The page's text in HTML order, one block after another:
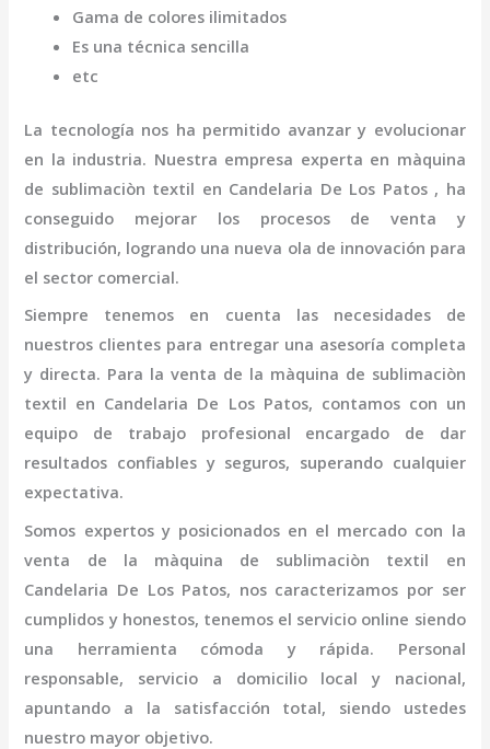
Gama de colores ilimitados
Es una técnica sencilla
etc
La tecnología nos ha permitido avanzar y evolucionar
en la industria. Nuestra empresa experta en màquina
de sublimaciòn textil en Candelaria De Los Patos , ha
conseguido mejorar los procesos de venta y
distribución, logrando una nueva ola de innovación para
el sector comercial.
Siempre tenemos en cuenta las necesidades de
nuestros clientes para entregar una asesoría completa
y directa. Para la venta de la màquina de sublimaciòn
textil en Candelaria De Los Patos, contamos con un
equipo de trabajo profesional encargado de dar
resultados confiables y seguros, superando cualquier
expectativa.
Somos expertos y posicionados en el mercado con la
venta de la màquina de sublimaciòn textil en
Candelaria De Los Patos, nos caracterizamos por ser
cumplidos y honestos, tenemos el servicio online siendo
una herramienta cómoda y rápida. Personal
responsable, servicio a domicilio local y nacional,
apuntando a la satisfacción total, siendo ustedes
nuestro mayor objetivo.